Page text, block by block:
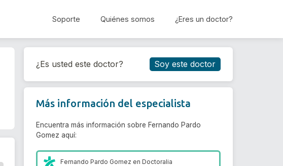
Soporte Quiénes somos ¿Eres un doctor?
Reservar cita
¿Es usted este doctor? Soy este doctor
Más información del especialista
Encuentra más información sobre Fernando Pardo
Gomez aquí:
Fernando Pardo Gomez enDoctoralia